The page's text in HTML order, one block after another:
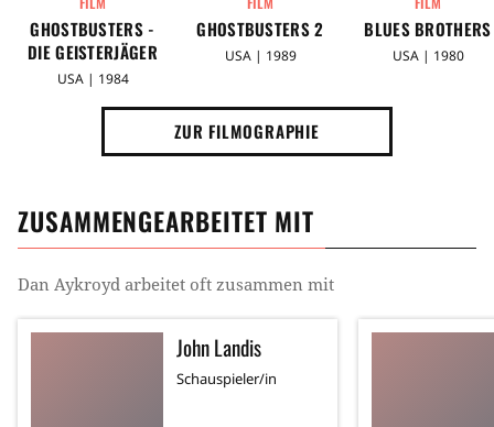
GHOSTBUSTERS -
DIE GEISTERJÄGER
USA | 1984
GHOSTBUSTERS 2
USA | 1989
BLUES BROTHERS
USA | 1980
ZUR FILMOGRAPHIE
ZUSAMMENGEARBEITET MIT
Dan Aykroyd arbeitet oft zusammen mit
John Landis
Schauspieler/in